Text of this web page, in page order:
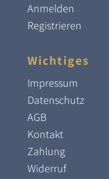
Anmelden
Registrieren
Wichtiges
Impressum
Datenschutz
AGB
Kontakt
Zahlung
Widerruf